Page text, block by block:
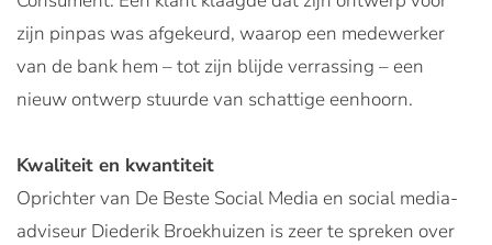
zijn pinpas was afgekeurd, waarop een medewerker
van de bank hem – tot zijn blijde verrassing – een
nieuw ontwerp stuurde van schattige eenhoorn.
Kwaliteit en kwantiteit
Oprichter van De Beste Social Media en social media-
adviseur Diederik Broekhuizen is zeer te spreken over